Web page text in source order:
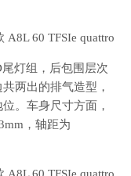
灯组，后包围层次
两出的排气造型，
。车身尺寸方面，
，轴距为